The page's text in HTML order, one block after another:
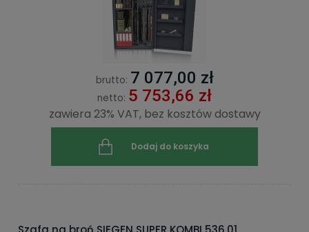
brutto: 7 077,00 zł
netto: 5 753,66 zł
zawiera 23% VAT, bez kosztów dostawy
Dodaj do koszyka